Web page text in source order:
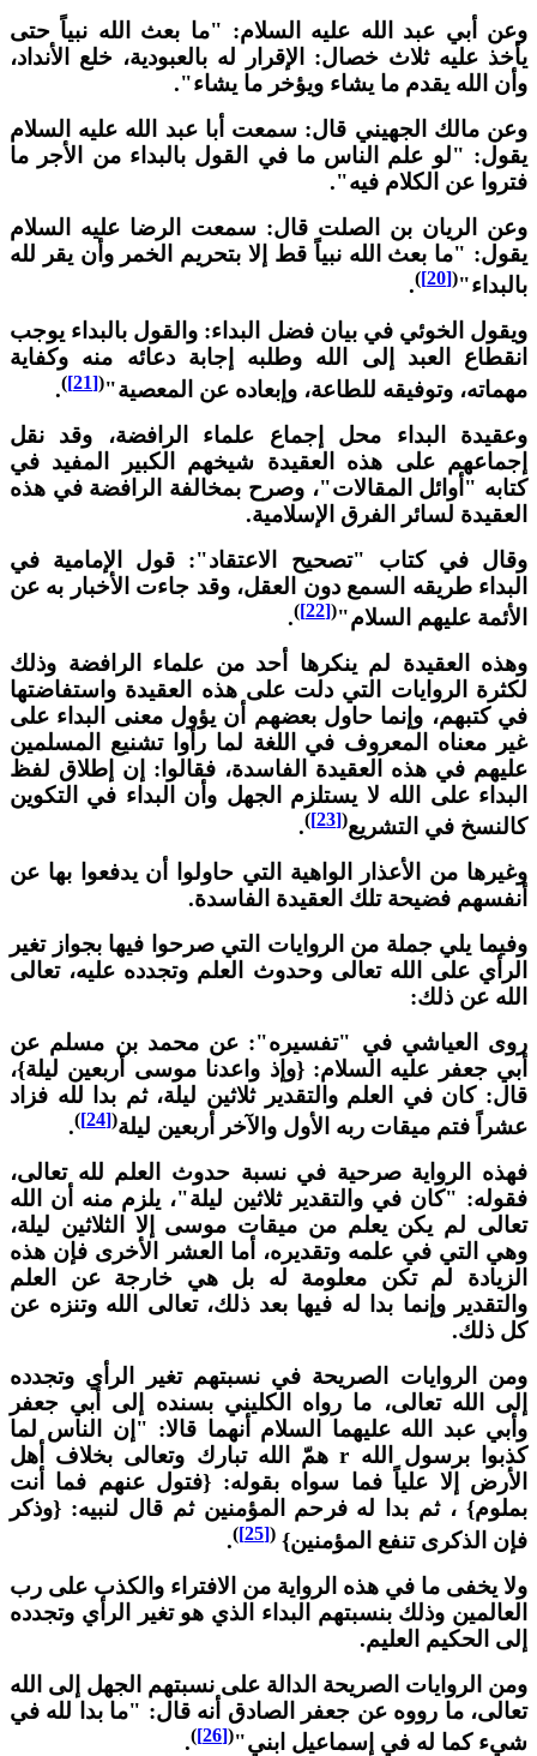
أبي عبد الله عليه السلام: "ما بعث الله نبياً حتى
عليه ثلاث خصال: الإقرار له بالعبودية، خلع الأنداد،
الله يقدم ما يشاء ويؤخر ما يشاء".
مالك الجهيني قال: سمعت أبا عبد الله عليه السلام
"لو علم الناس ما في القول بالبداء من الأجر ما
عن الكلام فيه".
الريان بن الصلت قال: سمعت الرضا عليه السلام
"ما بعث الله نبياً قط إلا بتحريم الخمر وأن يقر لله
(
[20]
)
.
الخوئي في بيان فضل البداء: والقول بالبداء يوجب
العبد إلى الله وطلبه إجابة دعائه منه وكفاية
وتوفيقه للطاعة، وإبعاده عن المعصية"(
[21]
)
.
البداء محل إجماع علماء الرافضة، وقد نقل
على هذه العقيدة شيخهم الكبير المفيد في
"أوائل المقالات"، وصرح بمخالفة الرافضة في هذه
لسائر الفرق الإسلامية.
في كتاب "تصحيح الاعتقاد": قول الإمامية في
طريقه السمع دون العقل، وقد جاءت الأخبار به عن
عليهم السلام"(
[22]
)
.
العقيدة لم ينكرها أحد من علماء الرافضة وذلك
الروايات التي دلت على هذه العقيدة واستفاضتها
كتبهم، وإنما حاول بعضهم أن يؤول معنى البداء على
معناه المعروف في اللغة لما رأوا تشنيع المسلمين
في هذه العقيدة الفاسدة، فقالوا: إن إطلاق لفظ
على الله لا يستلزم الجهل وأن البداء في التكوين
في التشريع
)
.
من الأعذار الواهية التي حاولوا أن يدفعوا بها عن
فضيحة تلك العقيدة الفاسدة.
يلي جملة من الروايات التي صرحوا فيها بجواز تغير
على الله تعالى وحدوث العلم وتجدده عليه، تعالى
عن ذلك:
العياشي في "تفسيره": عن محمد بن مسلم عن
جعفر عليه السلام: {وإذ واعدنا موسى أربعين ليلة}،
كان في العلم والتقدير ثلاثين ليلة، ثم بدا لله فزاد
فتم ميقات ربه الأول والآخر أربعين ليلة (
[24]
)
.
الرواية صرحية في نسبة حدوث العلم لله تعالى،
"كان في والتقدير ثلاثين ليلة"، يلزم منه أن الله
لم يكن يعلم من ميقات موسى إلا الثلاثين ليلة،
التي في علمه وتقديره، أما العشر الأخرى فإن هذه
لم تكن معلومة له بل هي خارجة عن العلم
وإنما بدا له فيها بعد ذلك، تعالى الله وتنزه عن
ذلك.
الروايات الصريحة في نسبتهم تغير الرأي وتجدده
الله تعالى، ما رواه الكليني بسنده إلى أبي جعفر
عبد الله عليهما السلام أنهما قالا: "إن الناس لما
كذبوا برسول الله r همّ الله تبارك وتعالى بخلاف أهل
إلا علياً فما سواه بقوله: {فتول عنهم فما أنت
، ثم بدا له فرحم المؤمنين ثم قال لنبيه: {وذكر
الذكرى تنفع المؤمنين}(
)
.
يخفى ما في هذه الرواية من الافتراء والكذب على رب
وذلك بنسبتهم البداء الذي هو تغير الرأي وتجدده
الحكيم العليم.
الروايات الصريحة الدالة على نسبتهم الجهل إلى الله
ما رووه عن جعفر الصادق أنه قال: "ما بدا لله في
كما له في إسماعيل ابني"(
[26]
)
.